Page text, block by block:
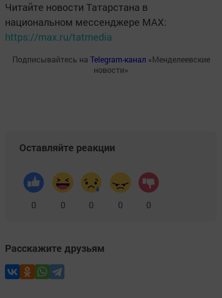
Читайте новости Татарстана в
национальном мессенджере MАХ:
https://max.ru/tatmedia
Подписывайтесь на Telegram-канал «Менделеевские
новости»
Оставляйте реакции
0 0 0 0 0
Расскажите друзьям